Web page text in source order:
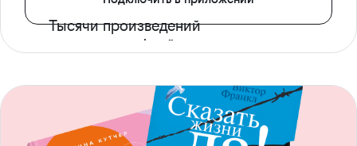
Тысячи произведений
с доступом офлайн